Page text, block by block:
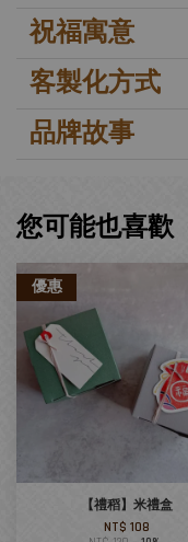
祝福寓意
客製化方式
品牌故事
您可能也喜歡
優惠
【禮稻】米禮盒
NT$ 108